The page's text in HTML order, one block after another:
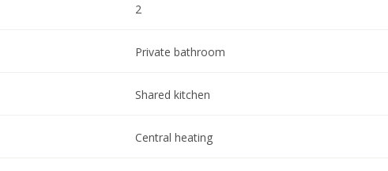
2
Private bathroom
Shared kitchen
Central heating